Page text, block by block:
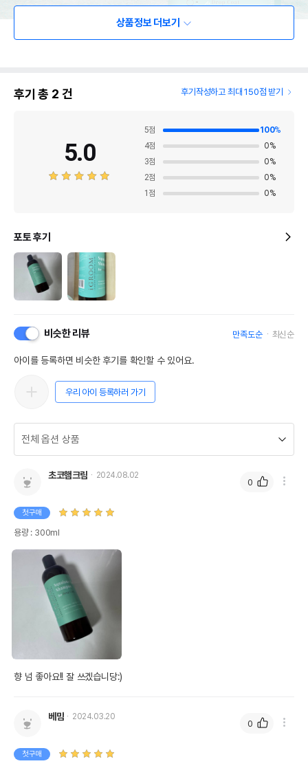
상품정보 더보기
후기 총 2 건 후기작성하고 최대 150점 받기
5.0
5점 100%
4점 0%
3점 0%
2점 0%
1 점 0%
포토 후기
비슷한 리뷰 만족도순 최신순
아이를 등록하면 비슷한 후기를 확인할 수 있어요.
우리 아이 등록하러 가기
초코햄크림 2024.08.02
첫구매
용량 : 300ml
향 넘 좋아요!! 잘 쓰겠습니당:)
0
베맘 2024.03.20
첫구매
0